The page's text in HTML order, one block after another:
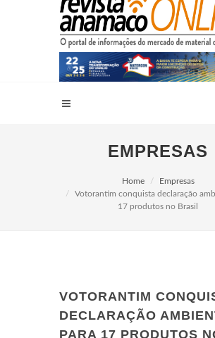
EMPRESAS
Home
Empresas
Votorantim conquista declaração
17 produtos no Brasil
VOTORANTIM
DECLARAÇÃO
PARA 17 PRODUTOS